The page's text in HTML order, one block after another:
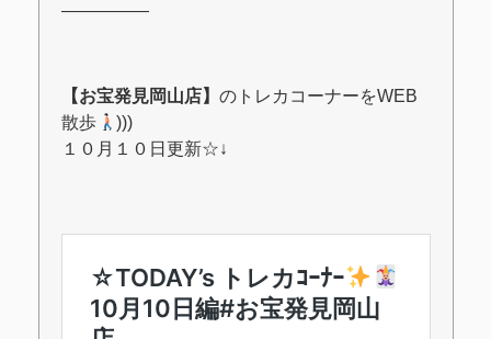
―――――
【お宝発見岡山店】 のトレカコーナーをWEB
散歩
)))
１０月１０日更新☆↓